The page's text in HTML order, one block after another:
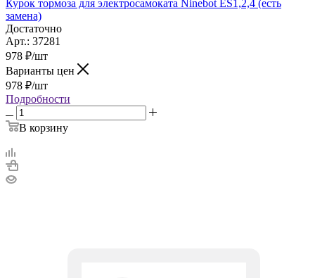
Курок тормоза для электросамоката Ninebot ES1,2,4 (есть
замена)
Достаточно
Арт.: 37281
978 ₽/шт
Варианты цен
978 ₽/шт
Подробности
В корзину